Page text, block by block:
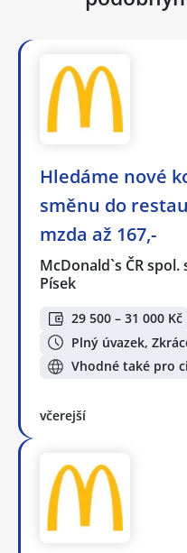
Hledáme nové
směnu do
mzda až 167,-
McDonald`s ČR spol.
Písek
29 500 – 31 000 Kč
Plný úvazek,
Vhodné také pro
včerejší